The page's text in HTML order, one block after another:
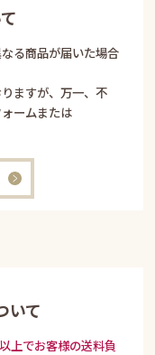
る商品が届いた場合
ますが、万一、不
ームまたは
いて
上でお客様の送料負